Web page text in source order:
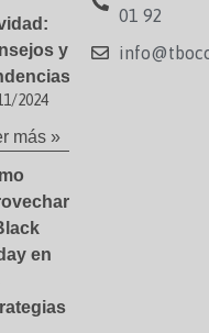
y
2024
más »
en
01 92